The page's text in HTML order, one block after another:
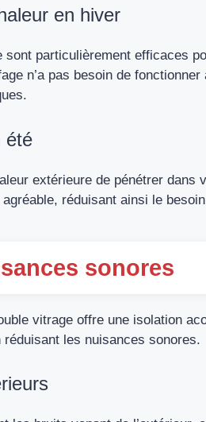
en hiver
particulièrement efficaces
n’a pas besoin de
été
extérieure de pénétrer dans
réduisant ainsi le
sonores
vitrage offre une isolation
les nuisances sonores.